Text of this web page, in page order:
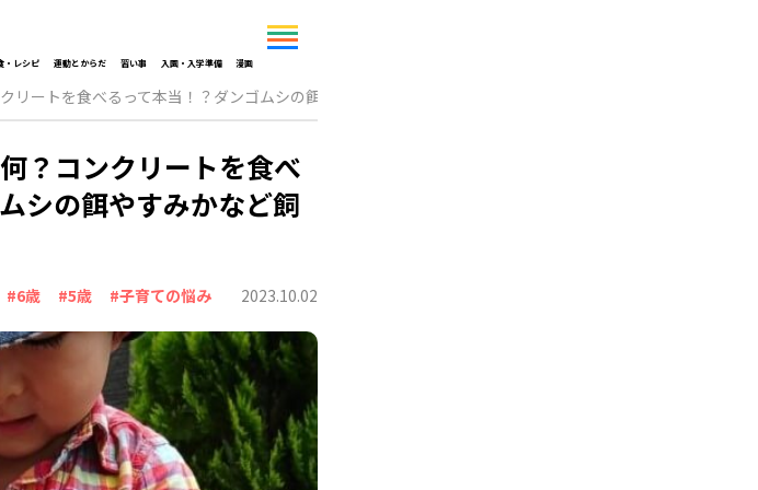
・レシピ 運動とからだ 習い事 入園・入学準備 漫画
リートを食べるって本当！？ダンゴムシの餌やすみかなど飼育ポイントも紹介
？コンクリートを食べ
シの餌やすみかなど飼
#6歳 #5歳 #子育ての悩み 2023.10.02